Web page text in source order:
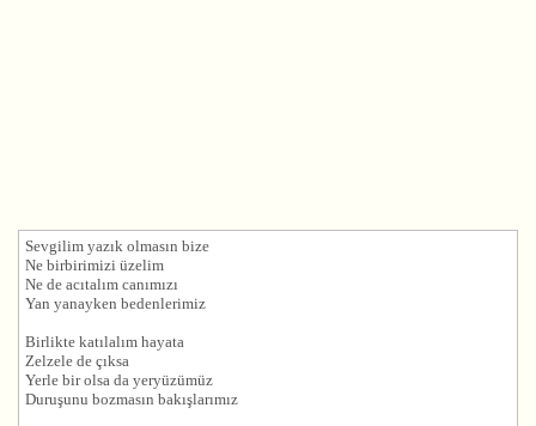
Sevgilim yazık olmasın bize
Ne birbirimizi üzelim
Ne de acıtalım canımızı
Yan yanayken bedenlerimiz
Birlikte katılalım hayata
Zelzele de çıksa
Yerle bir olsa da yeryüzümüz
Duruşunu bozmasın bakışlarımız